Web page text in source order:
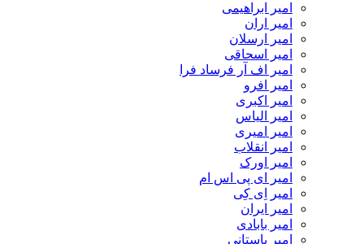
امیر ابراهیمی
امیر اران
امیر ارسلان
امیر اسحاقی
امیر اف آر فرساد فرا
امیر افرو
امیر اکبری
امیر الیاس
امیر امیری
امیر انقلاب
امیر اورک
امیر ای پی اس ام
امیر اِی کِی
امیر ایران
امیر بابادی
امیر باستانی